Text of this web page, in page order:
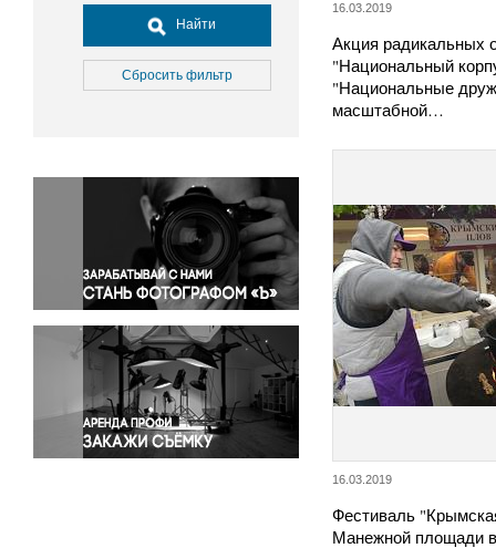
Досуг, туризм и отдых
Культура
Медицина
Окружающая среда
Политика
Правосудие
Происшествия и конфликты
Религия
Светская жизнь
Спорт
Экология
Экономика и бизнес
Найти
Сбросить фильтр
16.03.2019
Акция радикальных
"Национальный
"Национальные
масштабной…
16.03.2019
Фестиваль
Манежной площади